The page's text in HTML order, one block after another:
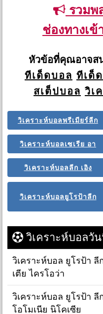
รวมพ
ช่องทางเ
หัวข้อที่คุณอาจส
ทีเด็ดบอล ทีเด็
สเต็ปบอล วิเ
วิเคราะห์บอลพรีเมียร์ลีก
วิเคราะห์บอลเซเรีย อา
วิเคราะห์บอลลีก เอิง
วิเคราะห์บอลยูโรป้าลีก
วิเคราะห์บอลวั
วิเคราะห์บอล ยูโรป้า ลี
เตีย ไครโอว่า
วิเคราะห์บอล ยูโรป้า
โอโมเนีย นิโคเซีย